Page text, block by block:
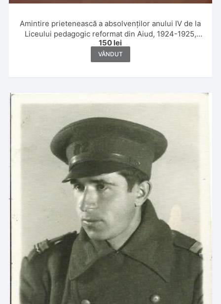
Amintire prietenească a absolvenților anului IV de la
Liceului pedagogic reformat din Aiud, 1924-1925,
studio Horváth, Aiud
150 lei
VÂNDUT